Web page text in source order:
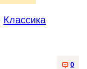
Классика
0